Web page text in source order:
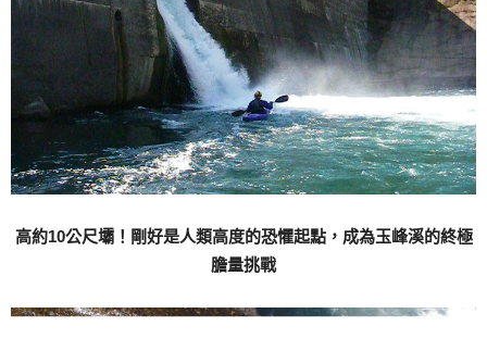
高約10公尺壩！剛好是人類高度的恐懼起點，成為玉峰溪的終極
膽量挑戰